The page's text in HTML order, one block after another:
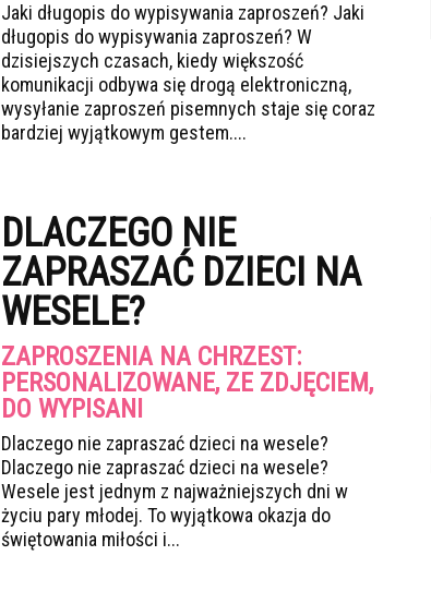
Jaki długopis do wypisywania zaproszeń? Jaki
długopis do wypisywania zaproszeń? W
dzisiejszych czasach, kiedy większość
komunikacji odbywa się drogą elektroniczną,
wysyłanie zaproszeń pisemnych staje się coraz
bardziej wyjątkowym gestem....
DLACZEGO NIE
ZAPRASZAĆ DZIECI NA
WESELE?
ZAPROSZENIA NA CHRZEST:
PERSONALIZOWANE, ZE ZDJĘCIEM,
DO WYPISANI
Dlaczego nie zapraszać dzieci na wesele?
Dlaczego nie zapraszać dzieci na wesele?
Wesele jest jednym z najważniejszych dni w
życiu pary młodej. To wyjątkowa okazja do
świętowania miłości i...